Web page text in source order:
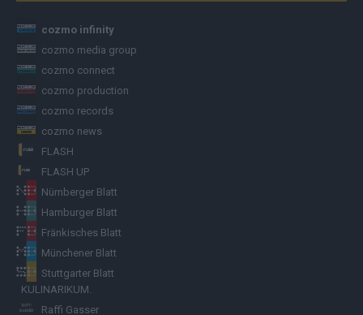
cozmo infinity
cozmo media group
cozmo connect
cozmo production
cozmo records
cozmo news
FLASH
FLASH UP
Nürnberger Blatt
Hamburger Blatt
Fränkisches Blatt
Münchener Blatt
Stuttgarter Blatt
KULINARIKUM.
Raffi Gasser